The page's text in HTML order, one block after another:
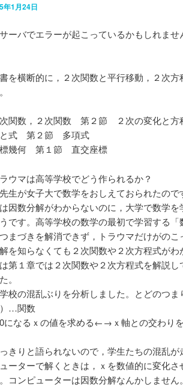
年1月24日
ーバでエラーが起こっているかもしれま
を横断的に，２次関数と平行移動，２次
関数，２次関数 第２節 ２次の変化と方
式 第２節 多項式
幾何 第１節 直交座標
ウマは高等学校でどう作られるか？
生が女子大で数学をおしえておられたので
は因数分解がわからないのに，大学で数学
です。高等学校の数学の最初で学習する
まづきを解消できず，トラウマだけがの
を知らなくても２次関数や２次方程式が
第１章では２次関数や２次方程式を解説
。
校の混乱ぶりを分析しました。とどのつま
…関数
0になるｘの値を求める←→ｘ軸との交わり
きりと語られないので，学生たちの混乱
ーターで解くときは，ｘを数値的に変化
コンピューターは因数分解なんかしませ